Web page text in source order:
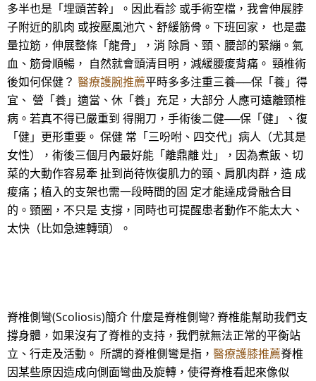
多半也是「埋頭苦幹」。因此看診 或手術空檔，我會伸展脖
子附近的肌肉 或按壓風池穴、舒緩筋骨。下班回家， 也是盡
量拉筋，伸展整條「龍骨」，消 除肩、頸、腰部的緊繃。氣
血、筋骨順暢， 自然就會頭清目明，減緩腰痠背痛。 頸椎術
後如何保健？ 醫療護腕推薦平時多多注重三養──保「養」得
宜、 營「養」適當、休「養」充足，大部分 人應可遠離頸椎
病。若真不得已嚴重到 得開刀，手術後二健──保「健」、復
「健」更形重要。 保健 常「三吩咐、四交代」病人（尤其是
女性），術後三個月內最好能「離鼎離 灶」，因為煮飯、切
菜的大動作容易牽 扯到尚待恢復肌力的頸、肩肌肉群，造 成
痠痛；植入的支架也需一段時間的固 定才能達成骨融合目
的。頸圈，不只是 支撐，同時也可提醒患者動作不能太大、
太快（比如急速轉頭）。
脊椎側彎(Scoliosis)簡介 什麼是脊椎側彎? 脊椎能幫助我們支
撐身體，如果沒有了脊椎的支持，我們就無法正常的平衡站
立、行走及活動。 所謂的脊椎側彎是指， 醫療護膝推薦脊椎
因某些原因造成向側面彎曲及旋轉，使得脊椎看起來像似